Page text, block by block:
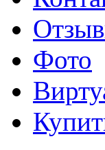
Фото